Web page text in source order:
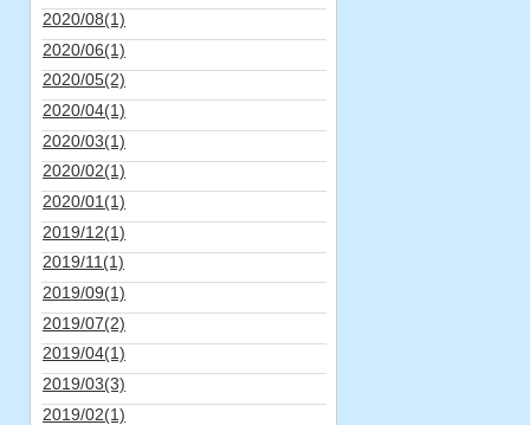
2020/08(1)
2020/06(1)
2020/05(2)
2020/04(1)
2020/03(1)
2020/02(1)
2020/01(1)
2019/12(1)
2019/11(1)
2019/09(1)
2019/07(2)
2019/04(1)
2019/03(3)
2019/02(1)